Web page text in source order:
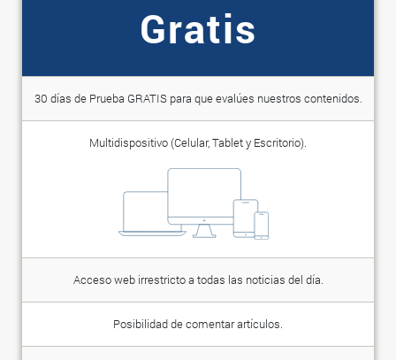
Gratis
30 días de Prueba GRATIS para que evalúes nuestros contenidos.
Multidispositivo (Celular, Tablet y Escritorio).
Acceso web irrestricto a todas las noticias del día.
Posibilidad de comentar artículos.